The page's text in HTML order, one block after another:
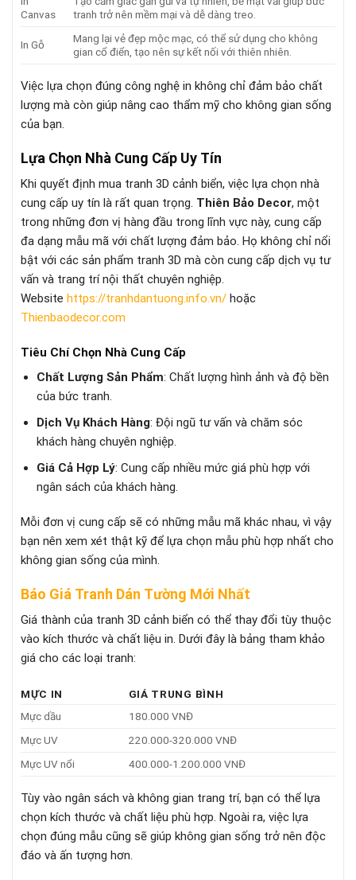
Canvas
tranh trở nên mềm mại và dễ dàng treo.
In Gỗ
Mang lại vẻ đẹp mộc mạc, có thể sử dụng cho không
gian cổ điển, tạo nên sự kết nối với thiên nhiên.
Việc lựa chọn đúng công nghệ in không chỉ đảm bảo chất
lượng mà còn giúp nâng cao thẩm mỹ cho không gian sống
của bạn.
Lựa Chọn Nhà Cung Cấp Uy Tín
Khi quyết định mua tranh 3D cảnh biển, việc lựa chọn nhà
cung cấp uy tín là rất quan trọng. Thiên Bảo Decor, một
trong những đơn vị hàng đầu trong lĩnh vực này, cung cấp
đa dạng mẫu mã với chất lượng đảm bảo. Họ không chỉ nổi
bật với các sản phẩm tranh 3D mà còn cung cấp dịch vụ tư
vấn và trang trí nội thất chuyên nghiệp.
Website https://tranhdantuong.info.vn/ hoặc
Thienbaodecor.com
Tiêu Chí Chọn Nhà Cung Cấp
Chất Lượng Sản Phẩm: Chất lượng hình ảnh và độ bền
của bức tranh.
Dịch Vụ Khách Hàng: Đội ngũ tư vấn và chăm sóc
khách hàng chuyên nghiệp.
Giá Cả Hợp Lý: Cung cấp nhiều mức giá phù hợp với
ngân sách của khách hàng.
Mỗi đơn vị cung cấp sẽ có những mẫu mã khác nhau, vì vậy
bạn nên xem xét thật kỹ để lựa chọn mẫu phù hợp nhất cho
không gian sống của mình.
Báo Giá Tranh Dán Tường Mới Nhất
Giá thành của tranh 3D cảnh biển có thể thay đổi tùy thuộc
vào kích thước và chất liệu in. Dưới đây là bảng tham khảo
giá cho các loại tranh:
MỰC IN
GIÁ TRUNG BÌNH
Mực dầu
180.000 VNĐ
Mực UV
220.000-320.000 VNĐ
Mực UV nổi
400.000-1.200.000 VNĐ
Tùy vào ngân sách và không gian trang trí, bạn có thể lựa
chọn kích thước và chất liệu phù hợp. Ngoài ra, việc lựa
chọn đúng mẫu cũng sẽ giúp không gian sống trở nên độc
đáo và ấn tượng hơn.